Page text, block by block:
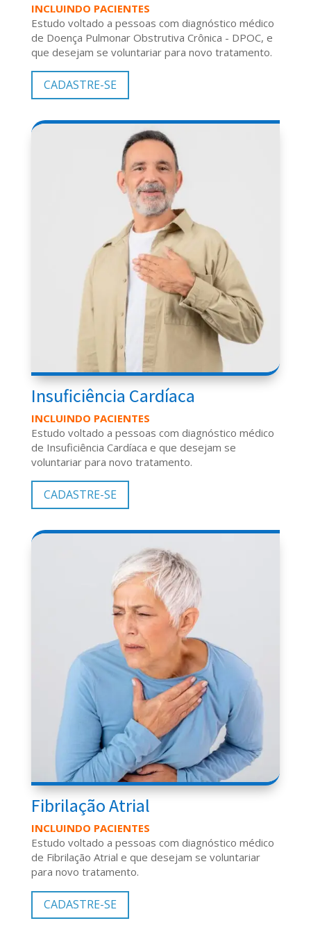
INCLUINDO PACIENTES
Estudo voltado a pessoas com diagnóstico médico
de Doença Pulmonar Obstrutiva Crônica - DPOC, e
que desejam se voluntariar para novo tratamento.
CADASTRE-SE
Insuficiência Cardíaca
INCLUINDO PACIENTES
Estudo voltado a pessoas com diagnóstico médico
de Insuficiência Cardíaca e que desejam se
voluntariar para novo tratamento.
CADASTRE-SE
Fibrilação Atrial
INCLUINDO PACIENTES
Estudo voltado a pessoas com diagnóstico médico
de Fibrilação Atrial e que desejam se voluntariar
para novo tratamento.
CADASTRE-SE